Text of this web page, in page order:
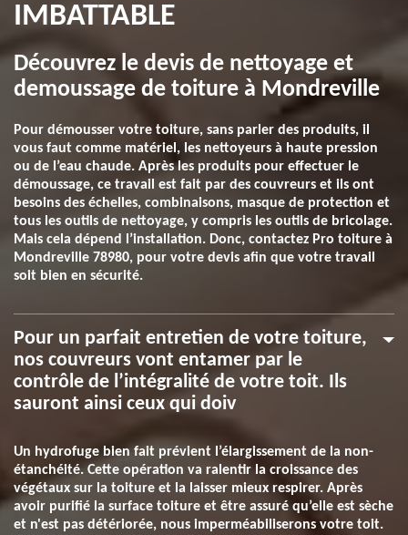
IMBATTABLE
Découvrez le devis de nettoyage et
demoussage de toiture à Mondreville
Pour démousser votre toiture, sans parler des produits, il
vous faut comme matériel, les nettoyeurs à haute pression
ou de l’eau chaude. Après les produits pour effectuer le
démoussage, ce travail est fait par des couvreurs et ils ont
besoins des échelles, combinaisons, masque de protection et
tous les outils de nettoyage, y compris les outils de bricolage.
Mais cela dépend l’installation. Donc, contactez Pro toiture à
Mondreville 78980, pour votre devis afin que votre travail
soit bien en sécurité.
Pour un parfait entretien de votre toiture,
nos couvreurs vont entamer par le
contrôle de l’intégralité de votre toit. Ils
sauront ainsi ceux qui doiv
Un hydrofuge bien fait prévient l’élargissement de la non-
étanchéité. Cette opération va ralentir la croissance des
végétaux sur la toiture et la laisser mieux respirer. Après
avoir purifié la surface toiture et être assuré qu’elle est sèche
et n'est pas détériorée, nous imperméabiliserons votre toit.